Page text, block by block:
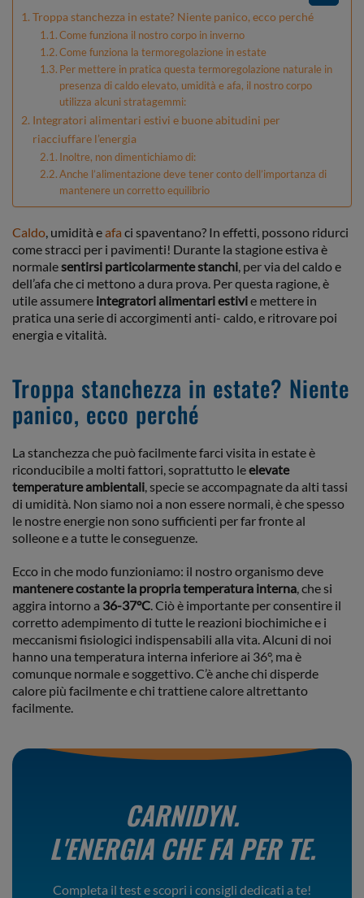
Troppa stanchezza in estate? Niente panico, ecco perché
Come funziona il nostro corpo in inverno
Come funziona la termoregolazione in estate
Per mettere in pratica questa termoregolazione naturale in
presenza di caldo elevato, umidità e afa, il nostro corpo
utilizza alcuni stratagemmi:
Integratori alimentari estivi e buone abitudini per
riacciuffare l’energia
Inoltre, non dimentichiamo di:
Anche l’alimentazione deve tener conto dell’importanza di
mantenere un corretto equilibrio
Caldo, umidità eafa ci spaventano? In effetti, possono ridurci
come stracci per i pavimenti! Durante la stagione estiva è
normalesentirsi particolarmente stanchi, per via del caldo e
dell’afa che ci mettono a dura prova. Per questa ragione, è
utile assumere integratori alimentari estivie mettere in
pratica una serie di accorgimenti anti- caldo, e ritrovare poi
energia e vitalità.
Troppa stanchezza in estate? Niente
panico, ecco perché
La stanchezza che può facilmente farci visita in estate è
riconducibile a molti fattori, soprattutto leelevate
temperature ambientali, specie se accompagnate da alti tassi
di umidità. Non siamo noi a non essere normali, è che spesso
le nostre energie non sono sufficienti per far fronte al
solleone e a tutte le conseguenze.
Ecco in che modo funzioniamo: il nostro organismo deve
mantenere costante la propria temperatura interna, che si
aggira intorno a 36-37°C. Ciò è importante per consentire il
corretto adempimento di tutte le reazioni biochimiche e i
meccanismi fisiologici indispensabili alla vita. Alcuni di noi
hanno una temperatura interna inferiore ai 36°, ma è
comunque normale e soggettivo. C’è anche chi disperde
calore più facilmente e chi trattiene calore altrettanto
facilmente.
CARNIDYN.
L'ENERGIA CHE FA PER TE.
Completa il test e scopri i consigli dedicati a te!